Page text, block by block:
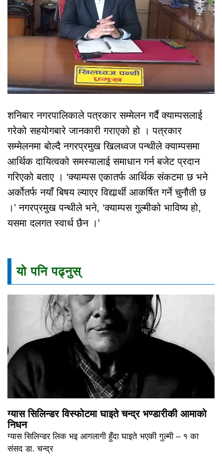
शनिबार नगरपालिकाले पत्रकार सम्मेलन गर्दै क्याम्पसलाई
गरेको सहयोगबारे जानकारी गराएको हो । पत्रकार
सम्मेलनमा बोल्दै नगरप्रमुख खिलध्वज पन्थीले क्याम्पसमा
आर्थिक दायित्वको समस्यालाई समाधान गर्न बजेट प्रदान
गरिएको बताए । ‘क्याम्पस एकातर्फ आर्थिक संकटमा छ भने
अर्कोतर्फ नयाँ बिषय ल्याएर विद्यार्र्थी आकर्षित गर्ने चुनौती छ
।’ नगरप्रमुख पन्थीले भने, ‘क्याम्पस गुल्मीको भाविष्य हो,
यसमा दलगत स्वार्थ छैन ।’
यो पनि पढ्नुस्
ग्यास सिलिन्डर विस्फोटमा घाइते चन्द्र भण्डारीकी आमाको
निधन
ग्यास सिलिन्डर लिक भइ आगलागी हुँदा घाइते भएकी गुल्मी – १ का
संसद डा. चन्द्र